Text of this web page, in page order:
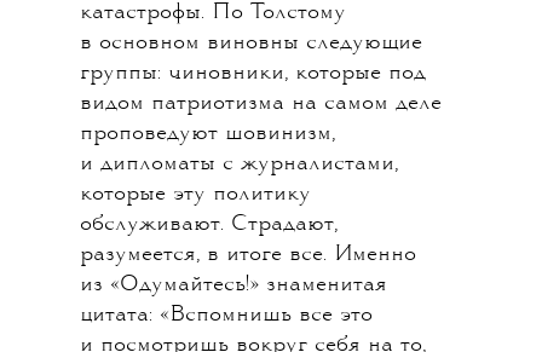
катастрофы. По Толстому
в основном виновны следующие
группы: чиновники, которые под
видом патриотизма на самом деле
проповедуют шовинизм,
и дипломаты с журналистами,
которые эту политику
обслуживают. Страдают,
разумеется, в итоге все. Именно
из «Одумайтесь!» знаменитая
цитата: «Вспомнишь все это
и посмотришь вокруг себя на то,